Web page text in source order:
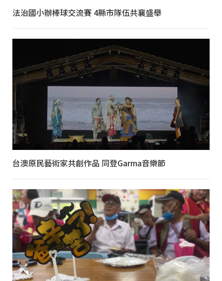
法治國小辦棒球交流賽 4縣市隊伍共襄盛舉
台澳原民藝術家共創作品 同登Garma音樂節